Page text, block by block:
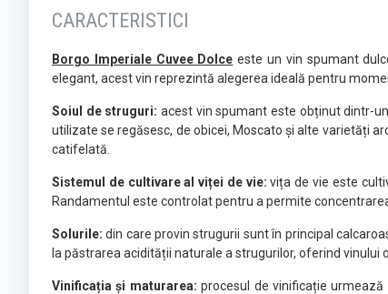
CARACTERISTICI
Borgo Imperiale Cuvee Dolce este un vin spumant
elegant, acest vin reprezintă alegerea ideală pentru
Soiul de struguri: acest vin spumant este obținut dintr-
utilizate se regăsesc, de obicei, Moscato și alte varietăți
catifelată.
Sistemul de cultivare al viței de vie:vița de vie este
Randamentul este controlat pentru a permite
Solurile:din care provin strugurii sunt în principal
la păstrarea acidității naturale a strugurilor, oferind
Vinificația și maturarea:procesul de vinificație